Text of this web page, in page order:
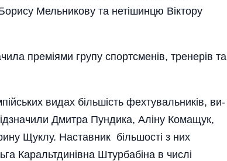
Мельникову та нетішинцю Віктору
преміями групу спортсменів, тренерів та
видах біль­шість фехту­валь­ни­ків, ви­
Дмитра Пундика, Алі­ну Комащук,
Щуклу. Нас­тавник більшості з них
Ка­ра­льт­динівна Штур­ба­біна в числі